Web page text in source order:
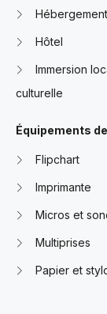
Hôtel
Immersion
culturelle
Équipements
Flipchart
Imprimante
Micros et
Multiprises
Papier et